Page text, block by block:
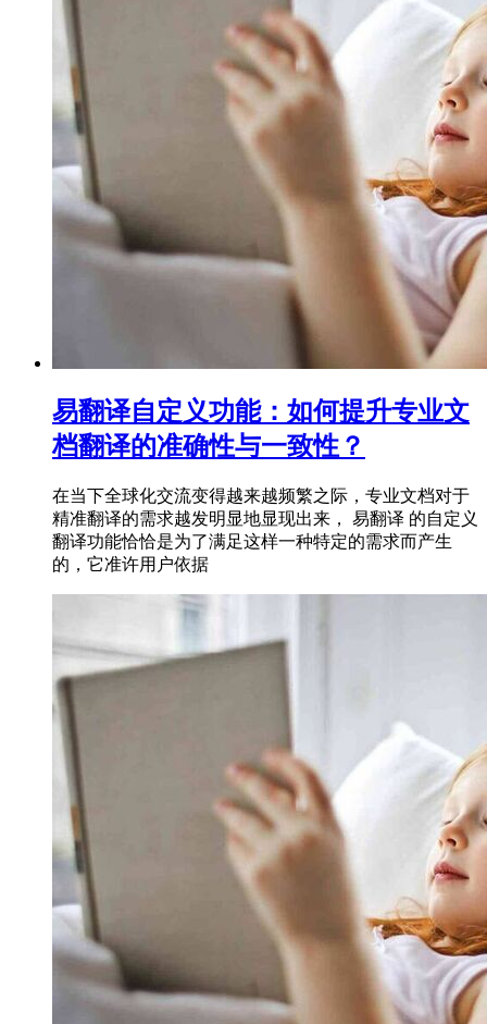
易翻译自定义功能：如何提升专业文
档翻译的准确性与一致性？
在当下全球化交流变得越来越频繁之际，专业文档对于
精准翻译的需求越发明显地显现出来， 易翻译 的自定义
翻译功能恰恰是为了满足这样一种特定的需求而产生
的，它准许用户依据